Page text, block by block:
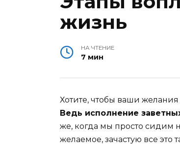
жизнь
НА ЧТЕНИЕ
7 мин
Хотите, чтобы ваши
Ведь исполнение
же, когда мы просто сидим
желаемое, зачастую все это